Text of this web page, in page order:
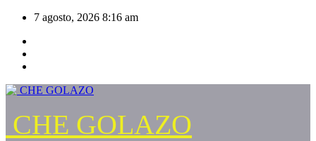
Saltar
contenido
7 agosto, 2026 8:16 am
CHE GOLAZO